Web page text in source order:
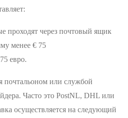
проходят через почтовый ящик
менее € 75
евро.
почтальоном или службой
Часто это PostNL, DHL или
осуществляется на следующий